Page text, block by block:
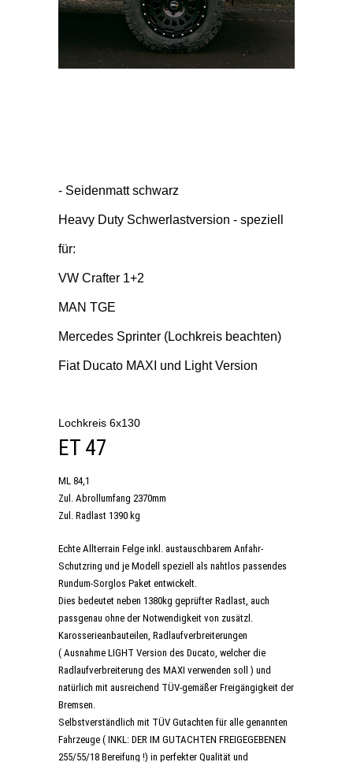
- Seidenmatt schwarz
Heavy Duty Schwerlastversion - speziell
für:
VW Crafter 1+2
MAN TGE
Mercedes Sprinter (Lochkreis beachten)
Fiat Ducato MAXI und Light Version
Lochkreis 6x130
ET 47
ML 84,1
Zul. Abrollumfang 2370mm
Zul. Radlast 1390 kg
Echte Allterrain Felge inkl. austauschbarem Anfahr-
Schutzring und je Modell speziell als nahtlos passendes
Rundum-Sorglos Paket entwickelt.
Dies bedeutet neben 1380kg geprüfter Radlast, auch
passgenau ohne der Notwendigkeit von zusätzl.
Karosserieanbauteilen, Radlaufverbreiterungen
( Ausnahme LIGHT Version des Ducato, welcher die
Radlaufverbreiterung des MAXI verwenden soll ) und
natürlich mit ausreichend TÜV-gemäßer Freigängigkeit der
Bremsen.
Selbstverständlich mit TÜV Gutachten für alle genannten
Fahrzeuge ( INKL: DER IM GUTACHTEN FREIGEGEBENEN
255/55/18 Bereifung !) in perfekter Qualität und